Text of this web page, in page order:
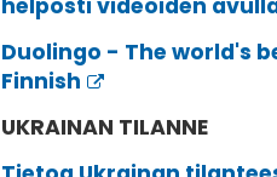
helposti videoiden
Duolingo - The world's
Finnish
UKRAINAN TILANNE